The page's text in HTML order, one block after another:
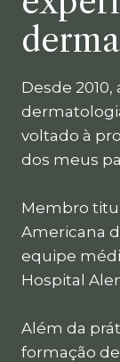
Desde
voltado à
dos meus
Membro
Americana
equipe
Hospital
Além da
formação